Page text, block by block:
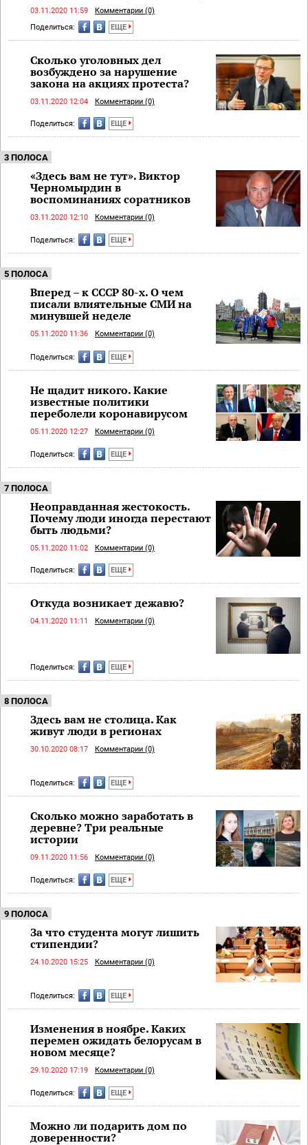
03.11.2020 11:59
Комментарии (0)
Поделиться:
ЕЩЕ
Сколько уголовных дел
возбуждено за нарушение
закона на акциях протеста?
03.11.2020 12:04 Комментарии (0)
Поделиться: ЕЩЕ
3 ПОЛОСА
«Здесь вам не тут». Виктор
Черномырдин в
воспоминаниях соратников
03.11.2020 12:10 Комментарии (0)
Поделиться: ЕЩЕ
5 ПОЛОСА
Вперед – к СССР 80-х. О чем
писали влиятельные СМИ на
минувшей неделе
05.11.2020 11:36 Комментарии (0)
Поделиться: ЕЩЕ
Не щадит никого. Какие
известные политики
переболели коронавирусом
05.11.2020 12:27 Комментарии (0)
Поделиться: ЕЩЕ
7 ПОЛОСА
Неоправданная жестокость.
Почему люди иногда перестают
быть людьми?
05.11.2020 11:02 Комментарии (0)
Поделиться: ЕЩЕ
Откуда возникает дежавю?
04.11.2020 11:11 Комментарии (0)
Поделиться: ЕЩЕ
8 ПОЛОСА
Здесь вам не столица. Как
живут люди в регионах
30.10.2020 08:17 Комментарии (0)
Поделиться: ЕЩЕ
Сколько можно заработать в
деревне? Три реальные
истории
09.11.2020 11:56 Комментарии (0)
Поделиться: ЕЩЕ
9 ПОЛОСА
За что студента могут лишить
стипендии?
24.10.2020 15:25 Комментарии (0)
Поделиться: ЕЩЕ
Изменения в ноябре. Каких
перемен ожидать белорусам в
новом месяце?
29.10.2020 17:19 Комментарии (0)
Поделиться: ЕЩЕ
Можно ли подарить дом по
доверенности?